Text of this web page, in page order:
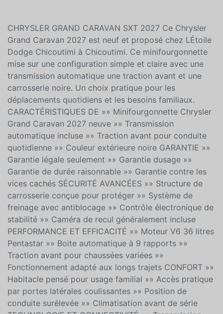
CHRYSLER GRAND CARAVAN SXT 2027 Ce Chrysler
Grand Caravan 2027 est neuf et proposé chez LÉtoile
Dodge Chicoutimi à Chicoutimi. Ce minifourgonnette
mise sur une configuration simple et claire avec une
transmission automatique une traction avant et une
carrosserie noire. Un choix pratique pour les
déplacements quotidiens et les besoins familiaux.
CARACTÉRISTIQUES DE »» Minifourgonnette Chrysler
Grand Caravan 2027 neuve »» Transmission
automatique incluse »» Traction avant pour conduite
quotidienne »» Couleur extérieure noire GARANTIE »»
Garantie légale seulement »» Garantie dusage »»
Garantie de durée raisonnable »» Garantie contre les
vices cachés SÉCURITÉ AVANCÉES »» Structure de
carrosserie conçue pour protéger »» Système de
freinage avec antiblocage »» Contrôle électronique de
stabilité »» Caméra de recul généralement incluse
PERFORMANCE ET EFFICACITÉ »» Moteur V6 36 litres
Pentastar »» Boite automatique à 9 rapports »»
Traction avant pour chaussées variées »»
Fonctionnement adapté aux longs trajets CONFORT »»
Habitacle pensé pour usage familial »» Accès pratique